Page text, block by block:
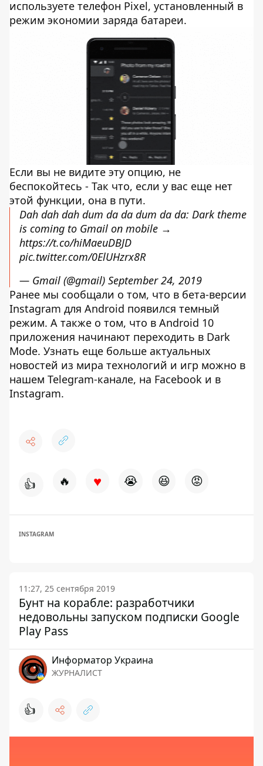
используете телефон Pixel, установленный в
режим экономии заряда батареи.
Если вы не видите эту опцию, не
беспокойтесь - Так что, если у вас еще нет
этой функции, она в пути.
Dah dah dah dum da da dum da da: Dark theme
is coming to Gmail on mobile →
https://t.co/hiMaeuDBJD
pic.twitter.com/0ElUHzrx8R
— Gmail (@gmail) September 24, 2019
Ранее мы сообщали о том, что в бета-версии
Instagram для Android появился темный
режим. А также о том, что в Android 10
приложения начинают переходить в Dark
Mode. Узнать еще больше актуальных
новостей из мира технологий и игр можно в
нашем Telegram-канале, на Facebook и в
Instagram.
👍 🔥 ♥ 😭 😆 😡
INSTAGRAM
11:27, 25 сентября 2019
Бунт на корабле: разработчики
недовольны запуском подписки Google
Play Pass
Информатор Украина
ЖУРНАЛИСТ
👍